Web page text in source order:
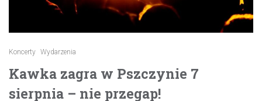
Koncerty Wydarzenia
Kawka zagra w Pszczynie 7
sierpnia – nie przegap!